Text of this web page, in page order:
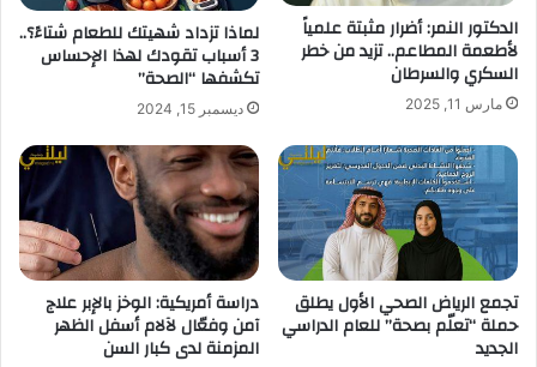
الدكتور النمر: أضرار مثبتة علمياً
لأطعمة المطاعم.. تزيد من خطر
السكري والسرطان
مارس 11, 2025
لماذا تزداد شهيتك للطعام شتاءً؟..
3 أسباب تقودك لهذا الإحساس
تكشفها “الصحة”
ديسمبر 15, 2024
تجمع الرياض الصحي الأول يطلق
حملة “تعلّم بصحة” للعام الدراسي
الجديد
دراسة أمريكية: الوخز بالإبر علاج
آمن وفعّال لآلام أسفل الظهر
المزمنة لدى كبار السن